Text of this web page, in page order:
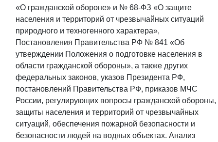
«О гражданской обороне» и № 68-ФЗ «О защите
населения и территорий от чрезвычайных ситуаций
природного и техногенного характера»,
Постановления Правительства РФ № 841 «Об
утверждении Положения о подготовке населения в
области гражданской обороны», а также других
федеральных законов, указов Президента РФ,
постановлений Правительства РФ, приказов МЧС
России, регулирующих вопросы гражданской обороны,
защиты населения и территорий от чрезвычайных
ситуаций, обеспечения пожарной безопасности и
безопасности людей на водных объектах. Анализ